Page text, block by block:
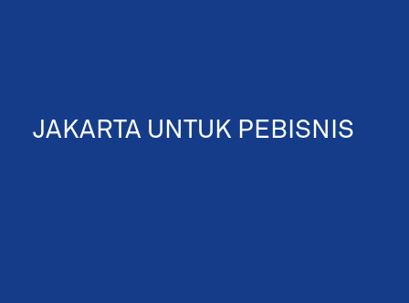
JAKARTA UNTUK PEBISNIS